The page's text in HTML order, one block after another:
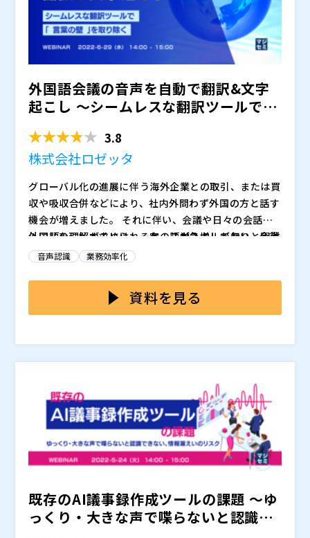
外国語会議の音声を自動で翻訳&文字
起こし 〜シームレスな翻訳ツールで
3.8
株式会社ロゼッタ
グローバル化の進展に伴う海外企業との取引、または買
収や吸収合併などにより、社内外問わず外国の方と話す
機会が増えました。 それに伴い、会議や日々の会話で
外国語の理解が求められるケースが急増しており、今後
もこの流れは加速していくことが予想されます。
外国語を理解するには、一定の語学スキルが無いと困難
です。 理解に時間がかかったり、そもそも理解が出来
当然ながら会話は円滑に進みません。 また、翻訳スキ
ルをもった社員が同席していても、翻訳に時間を要すれ
ば会話のテンポは悪くなります。 さらに、翻訳者が業
このような外国語会議の問題を解決するために、音声翻
訳ツールがあります。 しかし、多くのツールはインス
トールできるデバイスが限られています。 特に多いの
いなど利用できるシーンが限られてしまっています。
に合ったツールを見つけられていない方は、ぜひご参加
ください。
株式会社オープンソース活用研究所（） マジセミ株式
会社（）
音声認識 業務効率化
資料を見る
既存のAI議事録作成ツールの課題 ～ゆ
っくり・大きな声で喋らないと認識で